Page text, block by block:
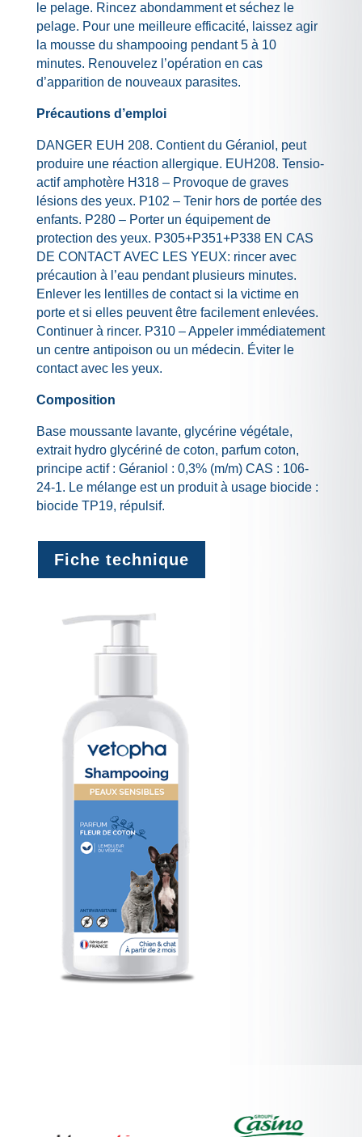
le pelage. Rincez abondamment et séchez le
pelage. Pour une meilleure efficacité, laissez agir
la mousse du shampooing pendant 5 à 10
minutes. Renouvelez l’opération en cas
d’apparition de nouveaux parasites.
Précautions d’emploi
DANGER EUH 208. Contient du Géraniol, peut
produire une réaction allergique. EUH208. Tensio-
actif amphotère H318 – Provoque de graves
lésions des yeux. P102 – Tenir hors de portée des
enfants. P280 – Porter un équipement de
protection des yeux. P305+P351+P338 EN CAS
DE CONTACT AVEC LES YEUX: rincer avec
précaution à l’eau pendant plusieurs minutes.
Enlever les lentilles de contact si la victime en
porte et si elles peuvent être facilement enlevées.
Continuer à rincer. P310 – Appeler immédiatement
un centre antipoison ou un médecin. Éviter le
contact avec les yeux.
Composition
Base moussante lavante, glycérine végétale,
extrait hydro glycériné de coton, parfum coton,
principe actif : Géraniol : 0,3% (m/m) CAS : 106-
24-1. Le mélange est un produit à usage biocide :
biocide TP19, répulsif.
Fiche technique